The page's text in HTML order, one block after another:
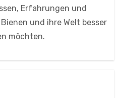
Erfahrungen und
und ihre Welt besser
möchten.